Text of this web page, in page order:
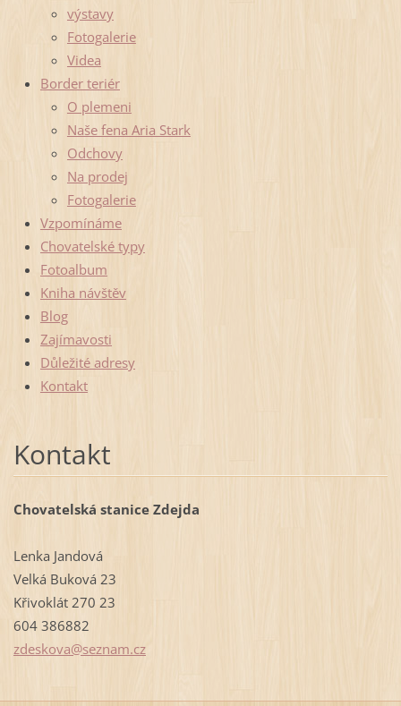
výstavy
Fotogalerie
Videa
Border teriér
O plemeni
Naše fena Aria Stark
Odchovy
Na prodej
Fotogalerie
Vzpomínáme
Chovatelské typy
Fotoalbum
Kniha návštěv
Blog
Zajímavosti
Důležité adresy
Kontakt
Kontakt
Chovatelská stanice Zdejda
Lenka Jandová
Velká Buková 23
Křivoklát 270 23
604 386882
zdeskova@seznam.cz